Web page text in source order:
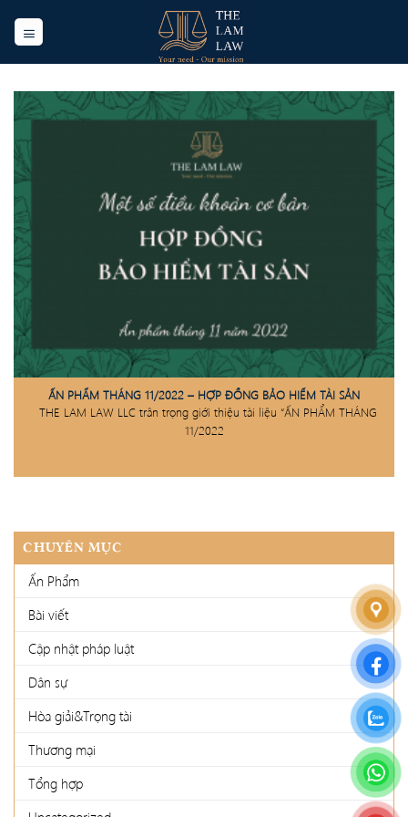
ẤN PHẨM THÁNG 11/2022 – HỢP ĐỒNG BẢO HIỂM TÀI SẢN
THE LAM LAW LLC trân trọng giới thiệu tài liệu “ẤN PHẨM THÁNG
11/2022
CHUYÊN MỤC
Ấn Phẩm
Bài viết
Cập nhật pháp luật
Dân sự
Hòa giải&Trọng tài
Thương mại
Tổng hợp